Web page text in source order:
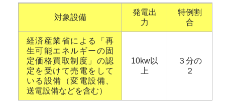
対象設備
発電出
力
特例割
合
経済産業省による「再
生可能エネルギーの固
定価格買取制度」の認
定を受けて売電をして
いる設備（変電設備、
送電設備などを含む）
10kw以
上
３分の
２